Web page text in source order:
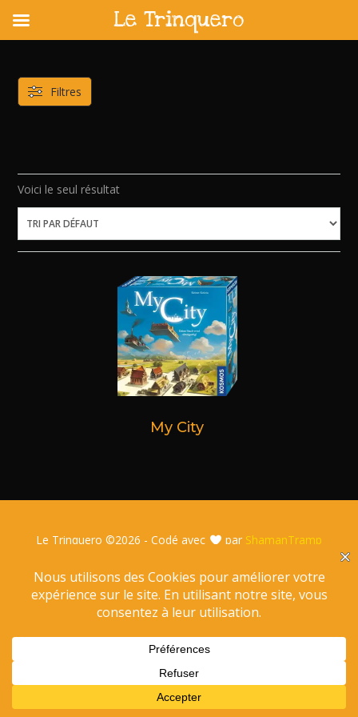
content
Voici le seul résultat
My City
Filtres
Le Trinquero ©2026 - Codé avec par ShamanTramp
Le Trinquero